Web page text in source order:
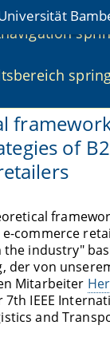
bamberg.de
of
commerce
industry"
der von
Mitarbeiter
IEEE
and